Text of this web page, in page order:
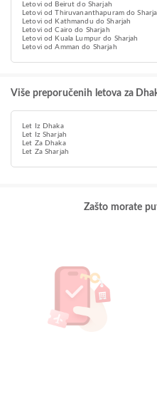
Letovi od Beirut do Sharjah
Letovi od Thiruvananthapuram do
Letovi od Kathmandu do Sharjah
Letovi od Cairo do Sharjah
Letovi od Kuala Lumpur do Sharjah
Letovi od Amman do Sharjah
Više preporučenih letova za
Let Iz Dhaka
Let Iz Sharjah
Let Za Dhaka
Let Za Sharjah
Zašto morate